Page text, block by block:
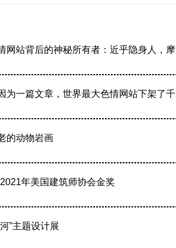
网站背后的神秘所有者：近乎隐身人，摩
为一篇文章，世界最大色情网站下架了千
的动物岩画
年美国建筑师协会金奖
”主题设计展